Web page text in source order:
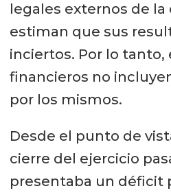
legales externos de
estiman que sus
inciertos. Por lo tanto,
financieros no
por los mismos.
Desde el punto de
cierre del ejercicio
presentaba un déficit